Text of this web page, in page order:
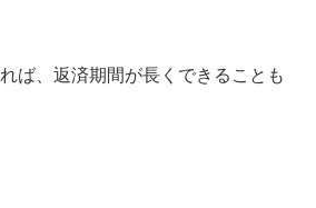
ば、返済期間が長くできることも